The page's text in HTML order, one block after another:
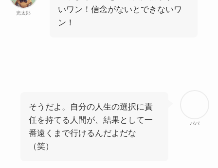
光太郎
いワン！信念がないとできないワ
ン！
パパ
そうだよ。自分の人生の選択に責
任を持てる人間が、結果として一
番遠くまで行けるんだよだな
（笑）